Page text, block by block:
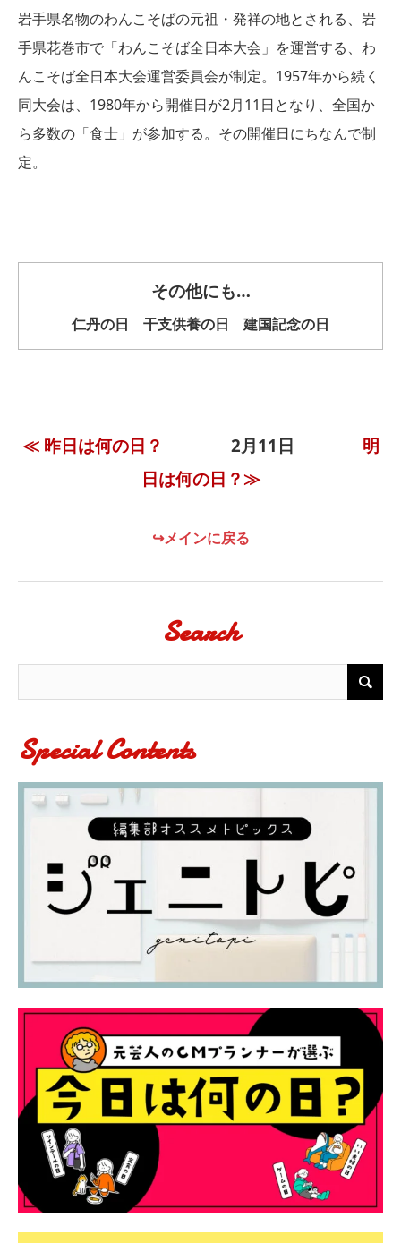
岩手県名物のわんこそばの元祖・発祥の地とされる、岩
手県花巻市で「わんこそば全日本大会」を運営する、わ
んこそば全日本大会運営委員会が制定。1957年から続く
同大会は、1980年から開催日が2月11日となり、全国か
ら多数の「食士」が参加する。その開催日にちなんで制
定。
その他にも…
仁丹の日 干支供養の日 建国記念の日
≪ 昨日は何の日？ 2月11日 明
日は何の日？≫
↪メインに戻る
Search
Special Contents